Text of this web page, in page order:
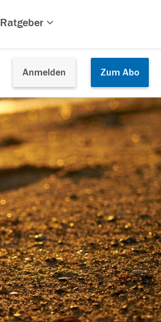
Ratgeber
Anmelden Zum Abo